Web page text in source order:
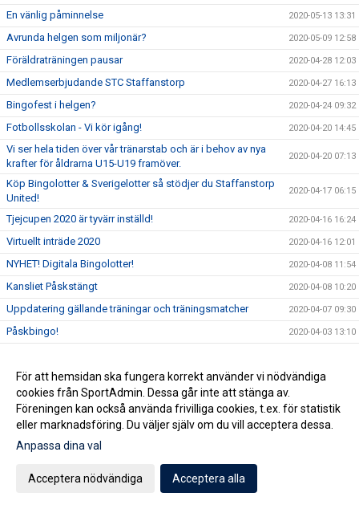
En vänlig påminnelse 2020-05-13 13:31
Avrunda helgen som miljonär? 2020-05-09 12:58
Föräldraträningen pausar 2020-04-28 12:03
Medlemserbjudande STC Staffanstorp 2020-04-27 16:13
Bingofest i helgen? 2020-04-24 09:32
Fotbollsskolan - Vi kör igång! 2020-04-20 14:45
Vi ser hela tiden över vår tränarstab och är i behov av nya
krafter för åldrarna U15-U19 framöver.
2020-04-20 07:13
Köp Bingolotter & Sverigelotter så stödjer du Staffanstorp
United!
2020-04-17 06:15
Tjejcupen 2020 är tyvärr inställd! 2020-04-16 16:24
Virtuellt inträde 2020 2020-04-16 12:01
NYHET! Digitala Bingolotter! 2020-04-08 11:54
Kansliet Påskstängt 2020-04-08 10:20
Uppdatering gällande träningar och träningsmatcher 2020-04-07 09:30
Påskbingo! 2020-04-03 13:10
Samtliga matcher ställs in tills vidare 2020-04-02 15:32
Uppdatering gällande aktiviter på Staffansvallen med
hänsyn till covid19
2020-03-14 10:10
Staffansvallen stängs ner tills vidare!
Nu anlitar vi en konsult för att optimera verksamheten
Vårens domarkurser
För att hemsidan ska fungera korrekt använder vi nödvändiga
cookies från SportAdmin. Dessa går inte att stänga av.
Föreningen kan också använda frivilliga cookies, t.ex. för statistik
eller marknadsföring. Du väljer själv om du vill acceptera dessa.
Anpassa dina val
Acceptera nödvändiga Acceptera alla